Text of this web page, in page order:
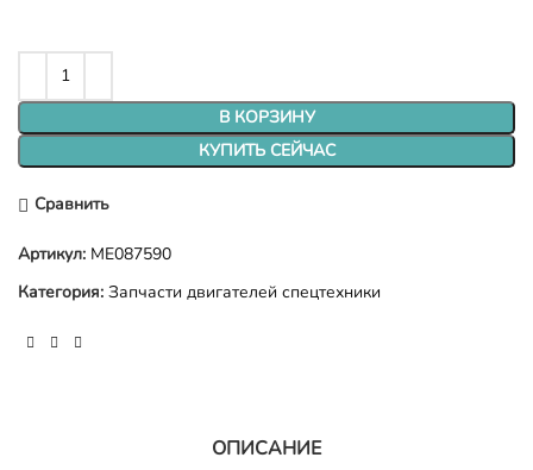
В КОРЗИНУ
КУПИТЬ СЕЙЧАС
Сравнить
Артикул: ME087590
Категория: Запчасти двигателей спецтехники
ОПИСАНИЕ